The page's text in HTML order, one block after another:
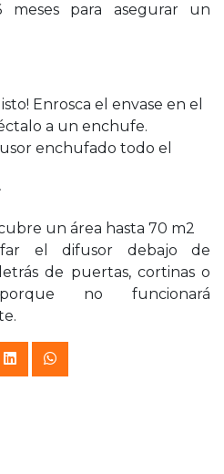
meses para asegurar un
Enrosca el envase en el
a un enchufe.
enchufado todo el
un área hasta 70 m2
el difusor debajo de
de puertas, cortinas o
no funcionará